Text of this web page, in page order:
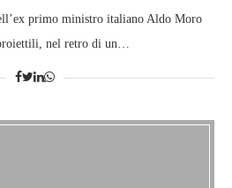
primo ministro italiano Aldo Moro
nel retro di un…